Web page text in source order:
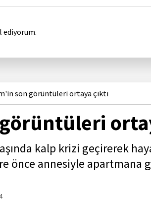
ediyorum.
son görüntüleri ortaya çıktı
kalp krizi geçirerek
önce annesiyle apartmana